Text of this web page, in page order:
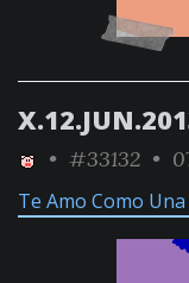
• #33132 •
Te Amo Como